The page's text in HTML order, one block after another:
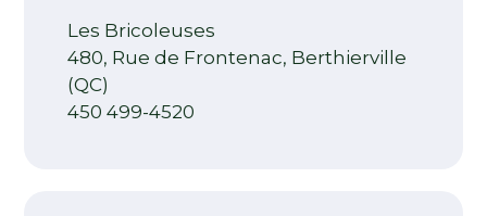
Les Bricoleuses
480, Rue de Frontenac, Berthierville
(QC)
450 499-4520